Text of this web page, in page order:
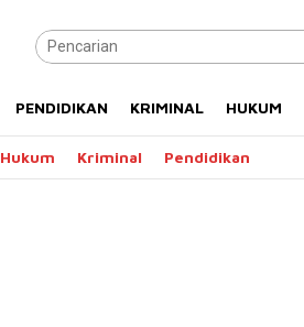
PENDIDIKAN KRIMINAL HUKUM
Hukum Kriminal Pendidikan